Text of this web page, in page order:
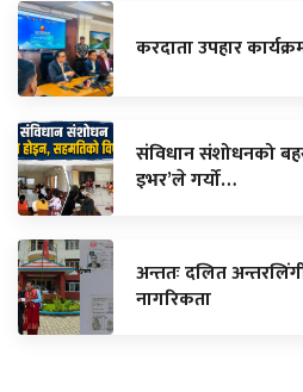
करदाता उपहार
संविधान संशोधनको
इभर’ले गर्यो…
अन्ततः दलित
नागरिकता